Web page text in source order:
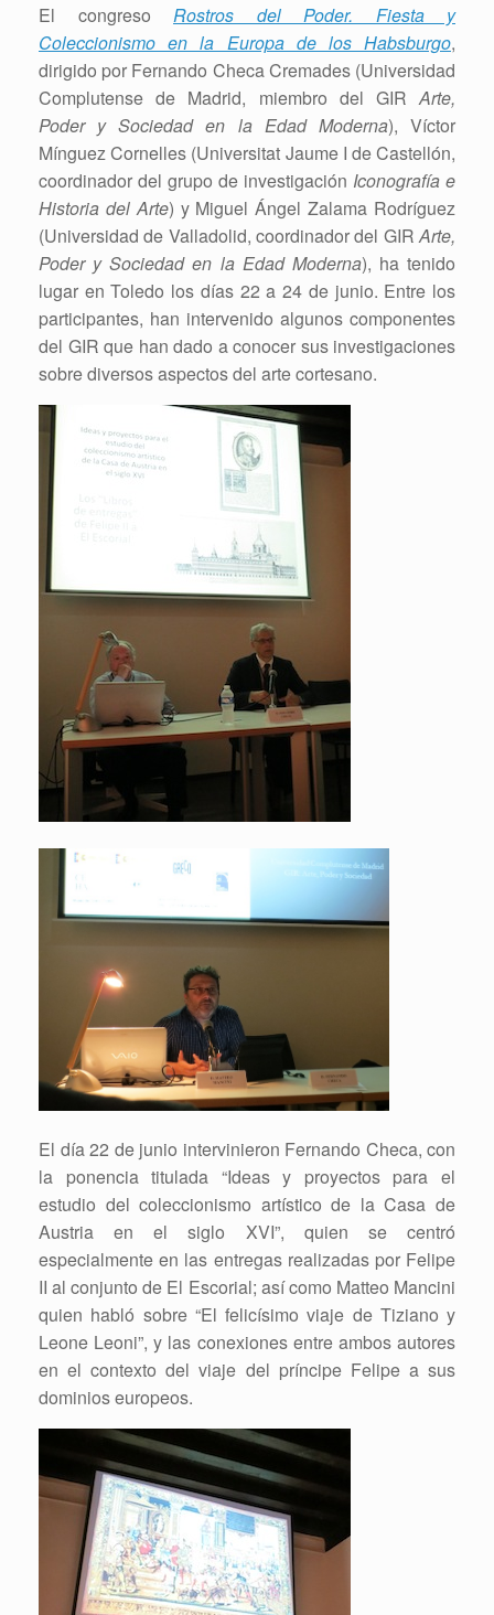
El congreso Rostros del Poder. Fiesta y
Coleccionismo en la Europa de los Habsburgo,
dirigido por Fernando Checa Cremades (Universidad
Complutense de Madrid, miembro del GIRArte,
Poder y Sociedad en la Edad Moderna), Víctor
Mínguez Cornelles (Universitat Jaume I de Castellón,
coordinador del grupo de investigación Iconografía e
Historia del Arte) y Miguel Ángel Zalama Rodríguez
(Universidad de Valladolid, coordinador del GIRArte,
Poder y Sociedad en la Edad Moderna), ha tenido
lugar en Toledo los días 22 a 24 de junio. Entre los
participantes, han intervenido algunos componentes
del GIR que han dado a conocer sus investigaciones
sobre diversos aspectos del arte cortesano.
El día 22 de junio intervinieron Fernando Checa, con
la ponencia titulada “Ideas y proyectos para el
estudio del coleccionismo artístico de la Casa de
Austria en el siglo XVI”, quien se centró
especialmente en las entregas realizadas por Felipe
II al conjunto de El Escorial; así como Matteo Mancini
quien habló sobre “El felicísimo viaje de Tiziano y
Leone Leoni”, y las conexiones entre ambos autores
en el contexto del viaje del príncipe Felipe a sus
dominios europeos.